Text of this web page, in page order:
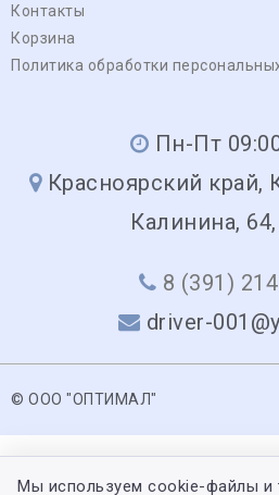
Контакты
Корзина
Политика обработки
Пн-Пт
Красноярский край,
Калинина,
8 (391)
driver-
© ООО "ОПТИМАЛ"
Мы используем cookie-файлы и